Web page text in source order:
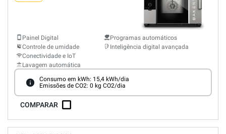
Painel Digital
Controle de umidade
Conectividade e IoT
Lavagem automática
Programas automáticos
Inteligência digital avançada
Consumo em kWh: 15,4 kWh/dia
Emissões de CO2: 0 kg CO2/dia
COMPARAR